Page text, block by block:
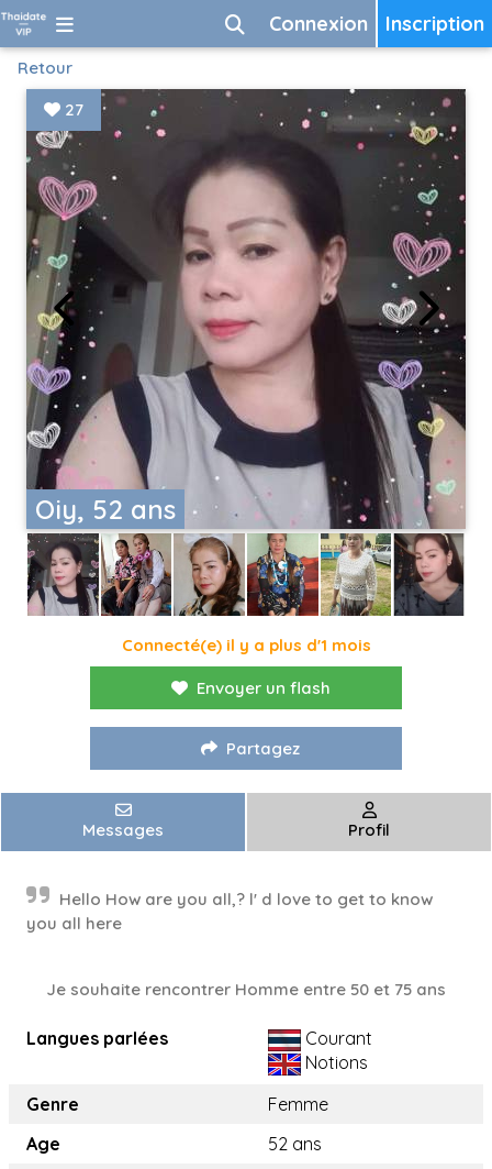
Inscription
Connexion
Retour
Oiy, 52 ans
27
Connecté(e) il y a plus d'1 mois
Envoyer un flash
Partagez
Messages Profil
Hello How are you all,? l' d love to get to know
you all here
Je souhaite rencontrer Homme entre 50 et 75 ans
Langues parlées
Courant
Notions
Genre
Femme
Age
52 ans